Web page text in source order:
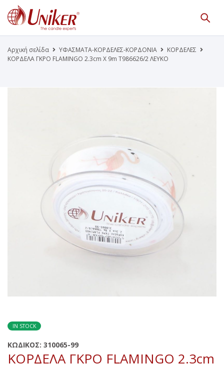
Κατάλογος Προϊόντων
Γίνε Συνεργάτης μας
Αρχική σελίδα ΥΦΑΣΜΑΤΑ-ΚΟΡΔΕΛΕΣ-ΚΟΡΔΟΝΙΑ
ΚΟΡΔΕΛΕΣ
ΚΟΡΔΕΛΑ ΓΚΡΟ FLAMINGO 2.3cm X 9m Τ986626/2 ΛΕΥΚΟ
IN STOCK
ΚΩΔΙΚΟΣ: 310065-99
ΚΟΡΔΕΛΑ ΓΚΡΟ FLAMINGO 2.3cm